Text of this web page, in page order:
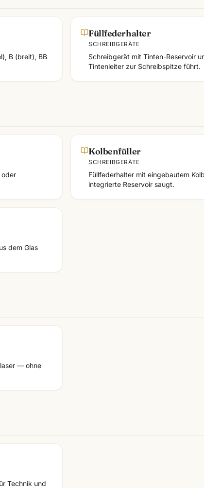
B (breit), BB
Füllfederhalter
SCHREIBGERÄTE
Schreibgerät mit Tinten-Reservoir
Tintenleiter zur Schreibspitze führt.
oder
Kolbenfüller
SCHREIBGERÄTE
Füllfederhalter mit eingebautem
integrierte Reservoir saugt.
dem Glas
— ohne
Technik und